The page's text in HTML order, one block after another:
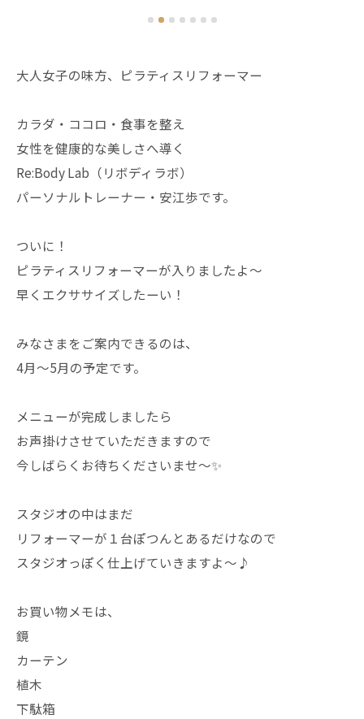
大人女子の味方、ピラティスリフォーマー
カラダ・ココロ・食事を整え
女性を健康的な美しさへ導く
Re:Body Lab（リボディラボ）
パーソナルトレーナー・安江歩です。
ついに！
ピラティスリフォーマーが入りましたよ〜
早くエクササイズしたーい！
みなさまをご案内できるのは、
4月〜5月の予定です。
メニューが完成しましたら
お声掛けさせていただきますので
今しばらくお待ちくださいませ〜✨
スタジオの中はまだ
リフォーマーが１台ぽつんとあるだけなので
スタジオっぽく仕上げていきますよ〜♪
お買い物メモは、
鏡
カーテン
植木
下駄箱